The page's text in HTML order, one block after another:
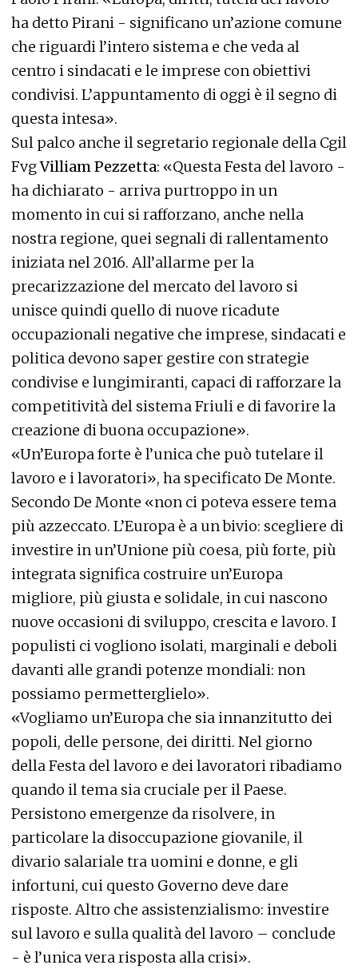
ha detto Pirani - significano un’azione comune
che riguardi l’intero sistema e che veda al
centro i sindacati e le imprese con obiettivi
condivisi. L’appuntamento di oggi è il segno di
questa intesa».
Sul palco anche il segretario regionale della Cgil
FvgVilliam Pezzetta: «Questa Festa del lavoro -
ha dichiarato - arriva purtroppo in un
momento in cui si rafforzano, anche nella
nostra regione, quei segnali di rallentamento
iniziata nel 2016. All’allarme per la
precarizzazione del mercato del lavoro si
unisce quindi quello di nuove ricadute
occupazionali negative che imprese, sindacati e
politica devono saper gestire con strategie
condivise e lungimiranti, capaci di rafforzare la
competitività del sistema Friuli e di favorire la
creazione di buona occupazione».
«Un’Europa forte è l’unica che può tutelare il
lavoro e i lavoratori», ha specificato De Monte.
Secondo De Monte «non ci poteva essere tema
più azzeccato. L’Europa è a un bivio: scegliere di
investire in un’Unione più coesa, più forte, più
integrata significa costruire un’Europa
migliore, più giusta e solidale, in cui nascono
nuove occasioni di sviluppo, crescita e lavoro. I
populisti ci vogliono isolati, marginali e deboli
davanti alle grandi potenze mondiali: non
possiamo permetterglielo».
«Vogliamo un’Europa che sia innanzitutto dei
popoli, delle persone, dei diritti. Nel giorno
della Festa del lavoro e dei lavoratori ribadiamo
quando il tema sia cruciale per il Paese.
Persistono emergenze da risolvere, in
particolare la disoccupazione giovanile, il
divario salariale tra uomini e donne, e gli
infortuni, cui questo Governo deve dare
risposte. Altro che assistenzialismo: investire
sul lavoro e sulla qualità del lavoro – conclude
- è l’unica vera risposta alla crisi».